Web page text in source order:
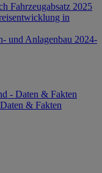
Fahrzeugabsatz 2025
in
und Anlagenbau 2024-
- Daten & Fakten
& Fakten